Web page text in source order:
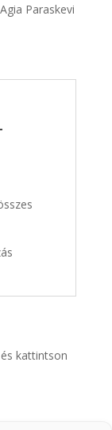
Paraskevi
kattintson